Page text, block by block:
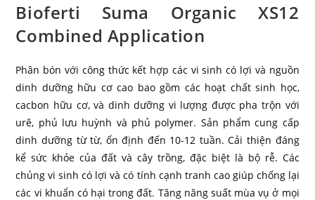
Bioferti Suma Organic XS12
Combined Application
Phân bón với công thức kết hợp các vi sinh có lợi và nguồn
dinh dưỡng hữu cơ cao bao gồm các hoạt chất sinh học,
cacbon hữu cơ, và dinh dưỡng vi lượng được pha trộn với
urê, phủ lưu huỳnh và phủ polymer. Sản phẩm cung cấp
dinh dưỡng từ từ, ổn định đến 10-12 tuần. Cải thiện đáng
kể sức khỏe của đất và cây trồng, đặc biệt là bộ rễ. Các
chủng vi sinh có lợi và có tính cạnh tranh cao giúp chống lại
các vi khuẩn có hại trong đất. Tăng năng suất mùa vụ ở mọi